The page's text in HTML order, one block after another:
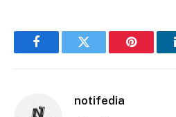
FacebookTwitter Pinterest
notifedia